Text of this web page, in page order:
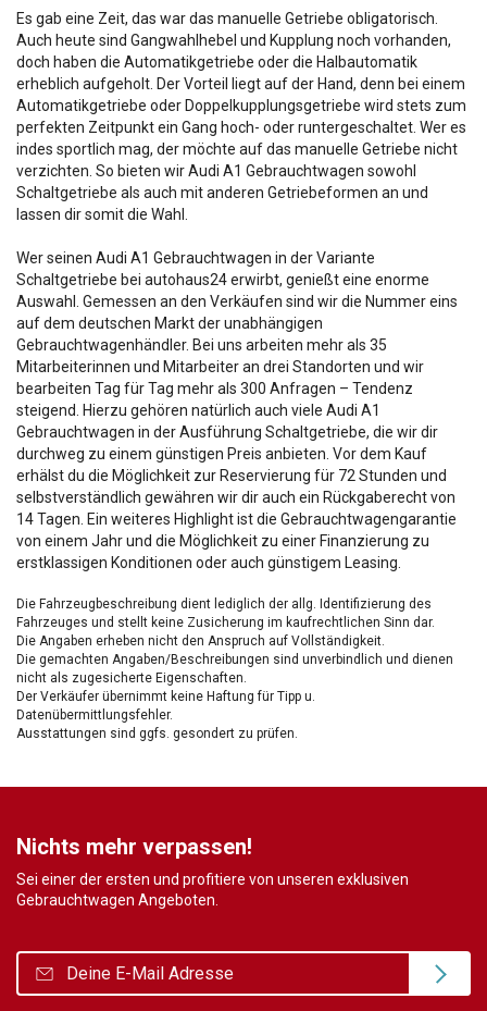
Es gab eine Zeit, das war das manuelle Getriebe obligatorisch.
Auch heute sind Gangwahlhebel und Kupplung noch vorhanden,
doch haben die Automatikgetriebe oder die Halbautomatik
erheblich aufgeholt. Der Vorteil liegt auf der Hand, denn bei einem
Automatikgetriebe oder Doppelkupplungsgetriebe wird stets zum
perfekten Zeitpunkt ein Gang hoch- oder runtergeschaltet. Wer es
indes sportlich mag, der möchte auf das manuelle Getriebe nicht
verzichten. So bieten wir Audi A1 Gebrauchtwagen sowohl
Schaltgetriebe als auch mit anderen Getriebeformen an und
lassen dir somit die Wahl.
Wer seinen Audi A1 Gebrauchtwagen in der Variante
Schaltgetriebe bei autohaus24 erwirbt, genießt eine enorme
Auswahl. Gemessen an den Verkäufen sind wir die Nummer eins
auf dem deutschen Markt der unabhängigen
Gebrauchtwagenhändler. Bei uns arbeiten mehr als 35
Mitarbeiterinnen und Mitarbeiter an drei Standorten und wir
bearbeiten Tag für Tag mehr als 300 Anfragen – Tendenz
steigend. Hierzu gehören natürlich auch viele Audi A1
Gebrauchtwagen in der Ausführung Schaltgetriebe, die wir dir
durchweg zu einem günstigen Preis anbieten. Vor dem Kauf
erhälst du die Möglichkeit zur Reservierung für 72 Stunden und
selbstverständlich gewähren wir dir auch ein Rückgaberecht von
14 Tagen. Ein weiteres Highlight ist die Gebrauchtwagengarantie
von einem Jahr und die Möglichkeit zu einer Finanzierung zu
erstklassigen Konditionen oder auch günstigem Leasing.
Die Fahrzeugbeschreibung dient lediglich der allg. Identifizierung des
Fahrzeuges und stellt keine Zusicherung im kaufrechtlichen Sinn dar.
Die Angaben erheben nicht den Anspruch auf Vollständigkeit.
Die gemachten Angaben/Beschreibungen sind unverbindlich und dienen
nicht als zugesicherte Eigenschaften.
Der Verkäufer übernimmt keine Haftung für Tipp u.
Datenübermittlungsfehler.
Ausstattungen sind ggfs. gesondert zu prüfen.
Nichts mehr verpassen!
Sei einer der ersten und profitiere von unseren exklusiven
Gebrauchtwagen Angeboten.